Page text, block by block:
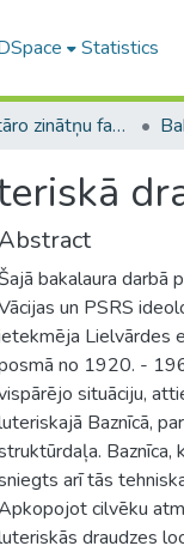
Statistics
A -- Humanitāro zinātņu fakultāte / Faculty of Humanities
Šajā bakalaura darbā
un PSRS
Lielvārdes
no 1920. -
situāciju,
Baznīcā,
Baznīca,
arī tās
cilvēku
draudzes